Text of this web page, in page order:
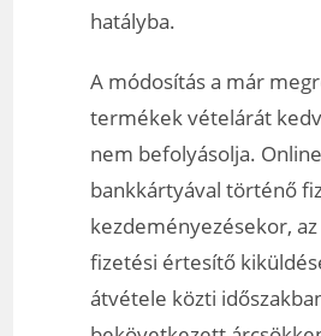
hatályba.
A módosítás a már
termékek vételárát
nem befolyásolja. Online
bankkártyával történő
kezdeményezésekor,
fizetési értesítő
átvétele közti